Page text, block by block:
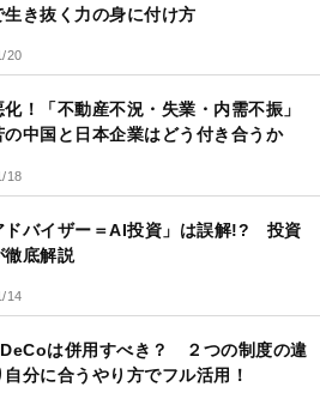
生き抜く力の身に付け方
20
！「不動産不況・失業・内需不振」
中国と日本企業はどう付き合うか
18
ドバイザー＝AI投資」は誤解!? 投資
徹底解説
14
は併用すべき？ ２つの制度の違
自分に合うやり方でフル活用！